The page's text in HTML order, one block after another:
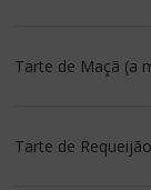
Tarte de Maçã (a
Tarte de